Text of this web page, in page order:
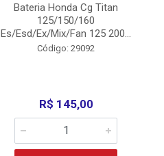
Bateria Honda Cg Titan
125/150/160
Es/Esd/Ex/Mix/Fan 125 200...
Código: 29092
R$ 145,00